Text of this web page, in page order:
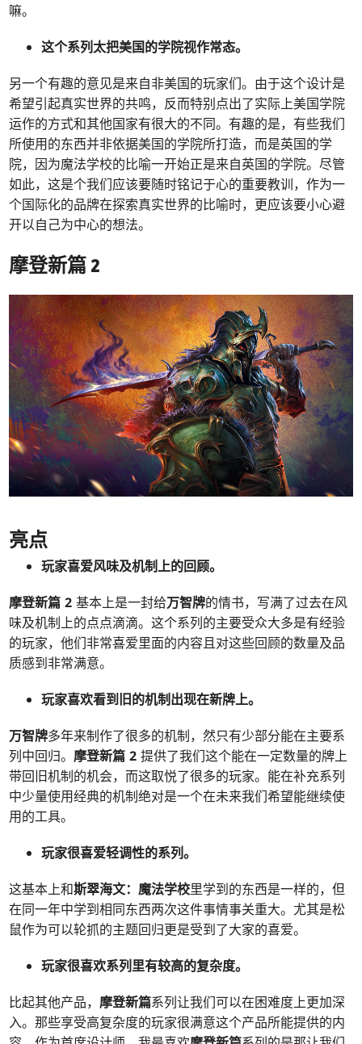
嘛。
这个系列太把美国的学院视作常态。
另一个有趣的意见是来自非美国的玩家们。由于这个设计是
希望引起真实世界的共鸣，反而特别点出了实际上美国学院
运作的方式和其他国家有很大的不同。有趣的是，有些我们
所使用的东西并非依据美国的学院所打造，而是英国的学
院，因为魔法学校的比喻一开始正是来自英国的学院。尽管
如此，这是个我们应该要随时铭记于心的重要教训，作为一
个国际化的品牌在探索真实世界的比喻时，更应该要小心避
开以自己为中心的想法。
摩登新篇 2
亮点
玩家喜爱风味及机制上的回顾。
摩登新篇 2 基本上是一封给万智牌的情书，写满了过去在风
味及机制上的点点滴滴。这个系列的主要受众大多是有经验
的玩家，他们非常喜爱里面的内容且对这些回顾的数量及品
质感到非常满意。
玩家喜欢看到旧的机制出现在新牌上。
万智牌多年来制作了很多的机制，然只有少部分能在主要系
列中回归。摩登新篇 2 提供了我们这个能在一定数量的牌上
带回旧机制的机会，而这取悦了很多的玩家。能在补充系列
中少量使用经典的机制绝对是一个在未来我们希望能继续使
用的工具。
玩家很喜爱轻调性的系列。
这基本上和斯翠海文：魔法学校里学到的东西是一样的，但
在同一年中学到相同东西两次这件事情事关重大。尤其是松
鼠作为可以轮抓的主题回归更是受到了大家的喜爱。
玩家很喜欢系列里有较高的复杂度。
比起其他产品，摩登新篇系列让我们可以在困难度上更加深
入。那些享受高复杂度的玩家很满意这个产品所能提供的内